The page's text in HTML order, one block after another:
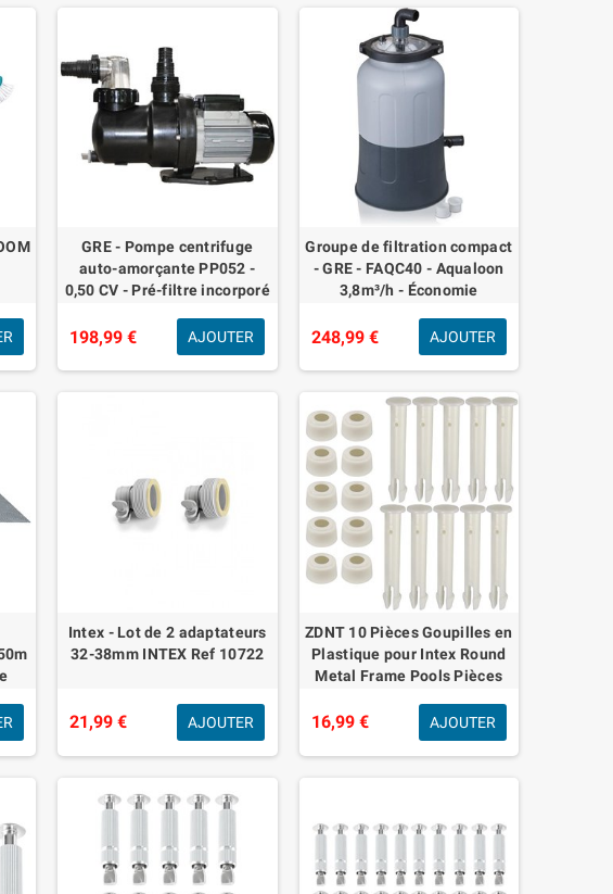
GRE - Pompe centrifuge
auto-amorçante PP052 -
0,50 CV - Pré-filtre incorporé
198,99 € AJOUTER
Groupe de filtration compact
- GRE - FAQC40 - Aqualoon
3,8m³/h - Économie
espaces
248,99 € AJOUTER
Intex - Lot de 2 adaptateurs
32-38mm INTEX Ref 10722
21,99 € AJOUTER
ZDNT 10 Pièces Goupilles en
Plastique pour Intex Round
Metal Frame Pools Pièces
Piscine pour Joints d
16,99 € AJOUTER